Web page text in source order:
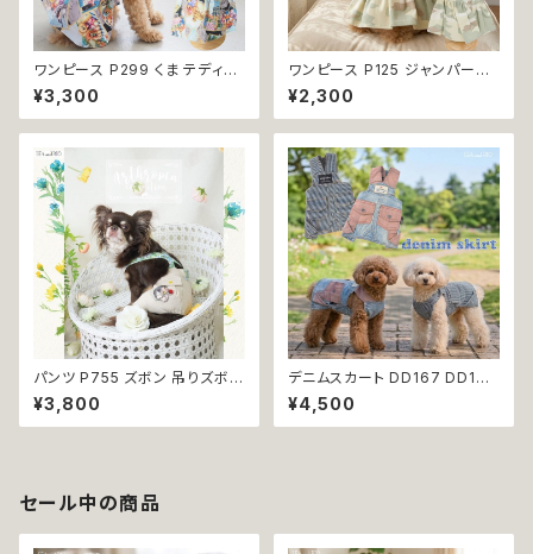
ワンピース P299 くま テディベ
ア スカート ハンドメイド フリル
犬 犬服 猫 猫服 洋服 ペット do
g ドッグウェア おしゃれ かわい
¥3,300
ワンピース P125 ジャンパース
カート ジャンスカ スカート 迷彩
柄 カモフラ アーミー パステル
カーキ ドッグウエア dog 犬 猫
わいい カジュアル 小型犬 返品
交換不可
¥2,300
パンツ P755 ズボン 吊りズボン
ボトムス 小型犬 犬 猫 ペット 服
犬服 犬の服 猫服 猫の服 ドッグ
ウェア おしゃれ かわいい お出
¥3,800
デニムスカート DD167 DD168
スカート カジュアル ジャンパー
スカート 犬 猫 ペット 犬服 猫服
犬の服 猫の服 返品交換不可
¥4,500
セール中の商品